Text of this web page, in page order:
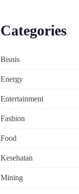
Categories
Bisnis
Energy
Entertainment
Fashion
Food
Kesehatan
Mining